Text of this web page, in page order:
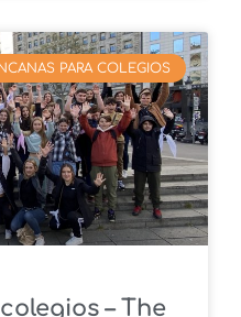
PARA COLEGIOS
– The